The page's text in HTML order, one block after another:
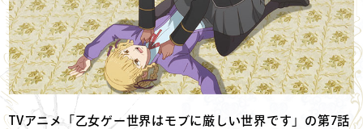
TVアニメ「乙女ゲー世界はモブに厳しい世界です」の第7話